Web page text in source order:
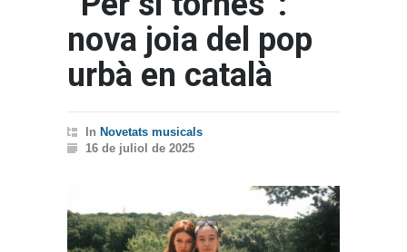
nova joia del pop
urbà en català
In Novetats musicals
16 de juliol de 2025